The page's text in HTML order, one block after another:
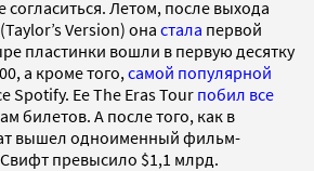
Летом, после выхода
Version) она стала первой
пластинки вошли в первую десятку
а кроме того, самой популярной
Spotify. Ее The Eras Tour побил все
билетов. А после того, как в
вышел одноименный фильм-
превысило $1,1 млрд.